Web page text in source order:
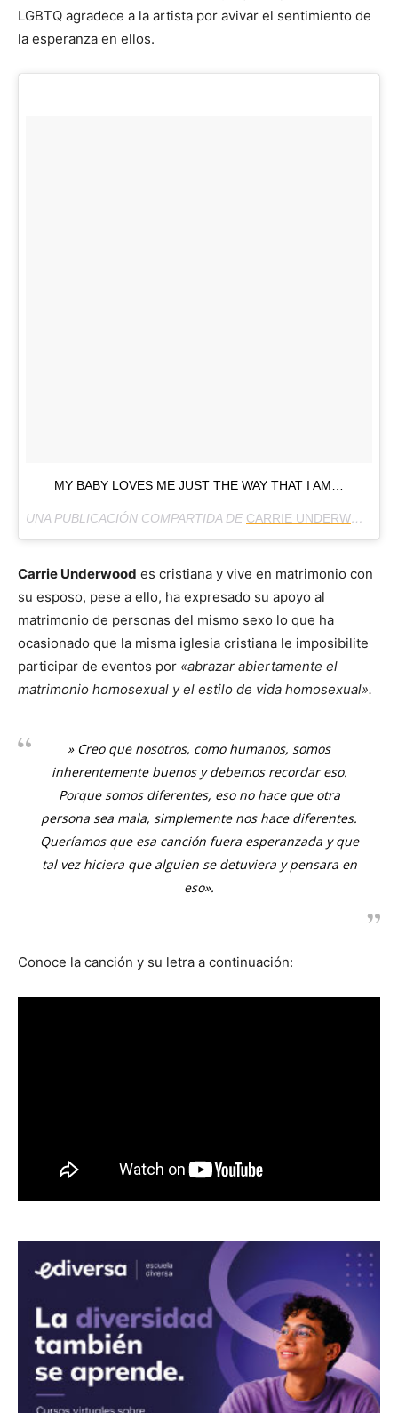
LGBTQ agradece a la artista por avivar el sentimiento de
la esperanza en ellos.
MY BABY LOVES ME JUST THE WAY THAT I AM…
UNA PUBLICACIÓN COMPARTIDA DE CARRIE UNDERWOOD
Carrie Underwood es cristiana y vive en matrimonio con
su esposo, pese a ello, ha expresado su apoyo al
matrimonio de personas del mismo sexo lo que ha
ocasionado que la misma iglesia cristiana le imposibilite
participar de eventos por «abrazar abiertamente el
matrimonio homosexual y el estilo de vida homosexual».
» Creo que nosotros, como humanos, somos
inherentemente buenos y debemos recordar eso.
Porque somos diferentes, eso no hace que otra
persona sea mala, simplemente nos hace diferentes.
Queríamos que esa canción fuera esperanzada y que
tal vez hiciera que alguien se detuviera y pensara en
eso».
Conoce la canción y su letra a continuación: